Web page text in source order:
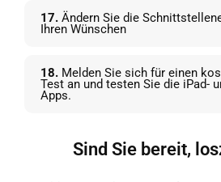
17. Ändern Sie die
Ihren Wünschen
18. Melden Sie sich für einen
Test an und testen Sie die iPad-
Apps.
Sind Sie bereit,